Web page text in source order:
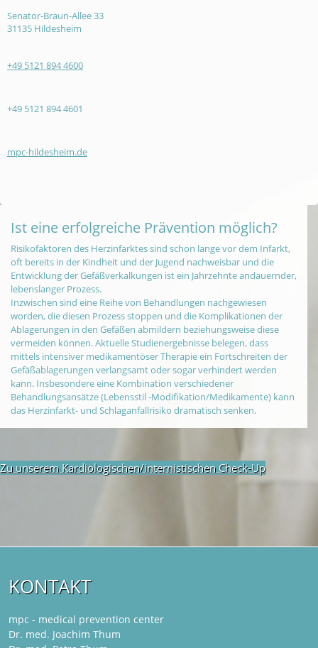
Senator-Braun-Allee 33
31135 Hildesheim
+49 5121 894 4600
+49 5121 894 4601
mpc-hildesheim.de
Ist eine erfolgreiche Prävention möglich?
Risikofaktoren des Herzinfarktes sind schon lange vor dem Infarkt,
oft bereits in der Kindheit und der Jugend nachweisbar und die
Entwicklung der Gefäßverkalkungen ist ein Jahrzehnte andauernder,
lebenslanger Prozess.
Inzwischen sind eine Reihe von Behandlungen nachgewiesen
worden, die diesen Prozess stoppen und die Komplikationen der
Ablagerungen in den Gefäßen abmildern beziehungsweise diese
vermeiden können. Aktuelle Studienergebnisse belegen, dass
mittels intensiver medikamentöser Therapie ein Fortschreiten der
Gefäßablagerungen verlangsamt oder sogar verhindert werden
kann. Insbesondere eine Kombination verschiedener
Behandlungsansätze (Lebensstil -Modifikation/Medikamente) kann
das Herzinfarkt- und Schlaganfallrisiko dramatisch senken.
Zu unserem Kardiologischen/internistischen Check-Up
KONTAKT
mpc - medical prevention center
Dr. med. Joachim Thum